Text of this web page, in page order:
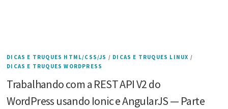
DICAS E TRUQUES HTML/CSS/JS / DICAS E TRUQUES LINUX /
DICAS E TRUQUES WORDPRESS
Trabalhando com a REST API V2 do
WordPress usando Ionic e AngularJS — Parte